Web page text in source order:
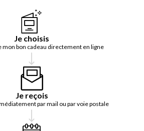
Je choisis
mon bon cadeau directement en ligne
Je reçois
par mail ou par voie postale